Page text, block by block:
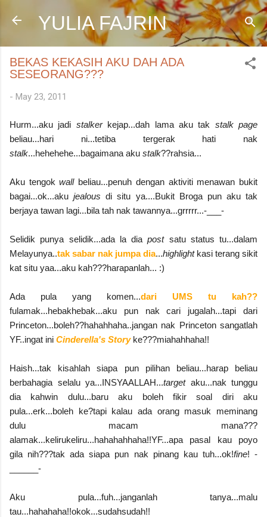
Skip to main content
YULIA FAJRIN
BEKAS KEKASIH AKU DAH ADA
SESEORANG???
- May 23, 2011
Hurm...aku jadi stalkerkejap...dah lama aku tak stalk page
beliau...hari ni...tetiba tergerak hati nak
stalk...hehehehe...bagaimana aku stalk??rahsia...
Aku tengokwallbeliau...penuh dengan aktiviti menawan bukit
bagai...ok...akujealous di situ ya....Bukit Broga pun aku tak
berjaya tawan lagi...bila tah nak tawannya...grrrrr...-___-
Selidik punya selidik...ada la diapostsatu status tu...dalam
Melayunya..tak sabar nak jumpa dia...highlightkasi terang sikit
kat situ yaa...aku kah???harapanlah... :)
Ada pula yang komen...dari UMS tu kah??
fulamak...hebakhebak...aku pun nak cari jugalah...tapi dari
Princeton...boleh??hahahhaha..jangan nak Princeton sangatlah
YF..ingat ini Cinderella's Storyke???miahahhaha!!
Haish...tak kisahlah siapa pun pilihan beliau...harap beliau
berbahagia selalu ya...INSYAALLAH...targetaku...nak tunggu
dia kahwin dulu...baru aku boleh fikir soal diri aku
pula...erk...boleh ke?tapi kalau ada orang masuk meminang
dulu macam mana???
alamak...kelirukeliru...hahahahhaha!!YF...apa pasal kau poyo
gila nih???tak ada siapa pun nak pinang kau tuh...ok!fine! -
______-
Aku pula...fuh...janganlah tanya...malu
tau...hahahaha!!okok...sudahsudah!!